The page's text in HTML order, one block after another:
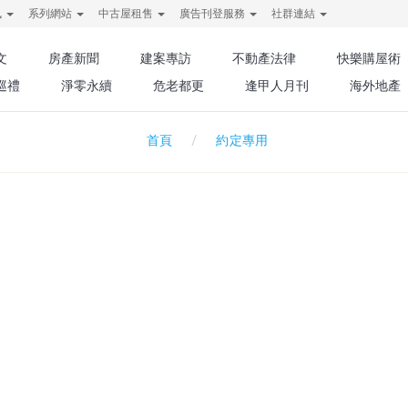
系列網站 中古屋租售 廣告刊登服務 社群連結
房產新聞 建案專訪 不動產法律 快樂購屋術
禮
淨零永續 危老都更 逢甲人月刊 海外地產
首頁 約定專用